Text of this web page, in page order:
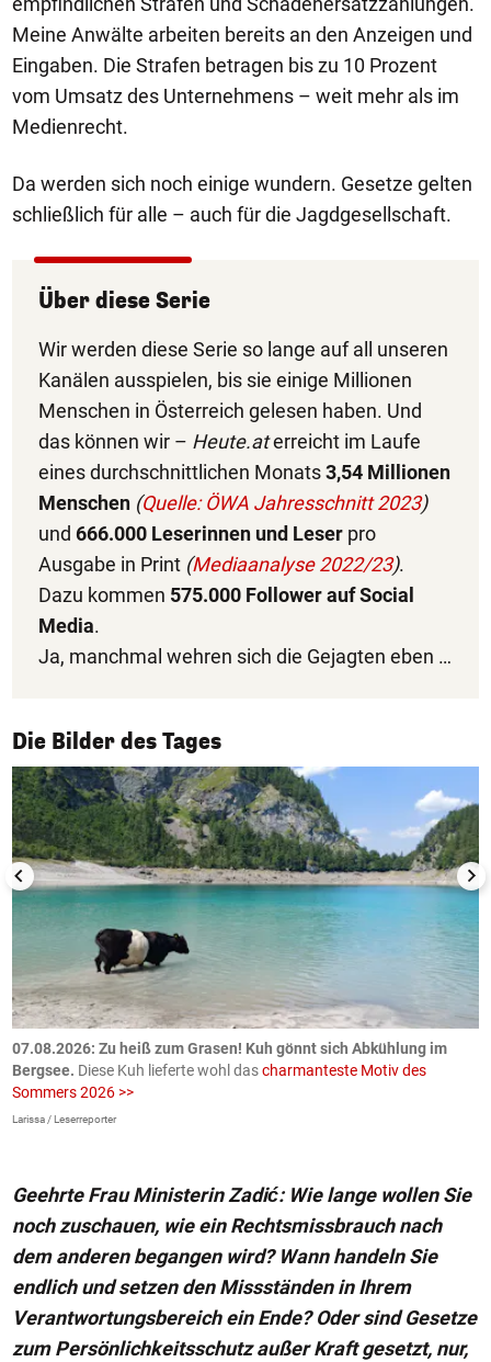
Meine Anwälte arbeiten bereits an den Anzeigen und
Eingaben. Die Strafen betragen bis zu 10 Prozent
vom Umsatz des Unternehmens – weit mehr als im
Medienrecht.
Da werden sich noch einige wundern. Gesetze gelten
schließlich für alle – auch für die Jagdgesellschaft.
Über diese Serie
Wir werden diese Serie so lange auf all unseren
Kanälen ausspielen, bis sie einige Millionen
Menschen in Österreich gelesen haben. Und
das können wir – Heute.aterreicht im Laufe
eines durchschnittlichen Monats3,54 Millionen
Menschen (Quelle: ÖWA Jahresschnitt 2023)
und 666.000 Leserinnen und Leser pro
Ausgabe in Print (Mediaanalyse 2022/23).
Dazu kommen 575.000 Follower auf Social
Media.
Ja, manchmal wehren sich die Gejagten eben …
Die Bilder des Tages
1/50
07.08.2026: Zu heiß zum Grasen! Kuh gönnt sich Abkühlung im
Bergsee. Diese Kuh lieferte wohl dascharmanteste Motiv des
Sommers 2026 >>
Larissa / Leserreporter
Geehrte Frau Ministerin Zadić: Wie lange wollen Sie
noch zuschauen, wie ein Rechtsmissbrauch nach
dem anderen begangen wird? Wann handeln Sie
endlich und setzen den Missständen in Ihrem
Verantwortungsbereich ein Ende? Oder sind Gesetze
zum Persönlichkeitsschutz außer Kraft gesetzt, nur,